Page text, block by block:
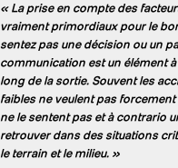
« La prise en compte des
vraiment primordiaux pour le
sentez pas une décision ou un
communication est un élément
long de la sortie. Souvent les
faibles ne veulent pas forcement
ne le sentent pas et à contrario
retrouver dans des situations
le terrain et le milieu. »